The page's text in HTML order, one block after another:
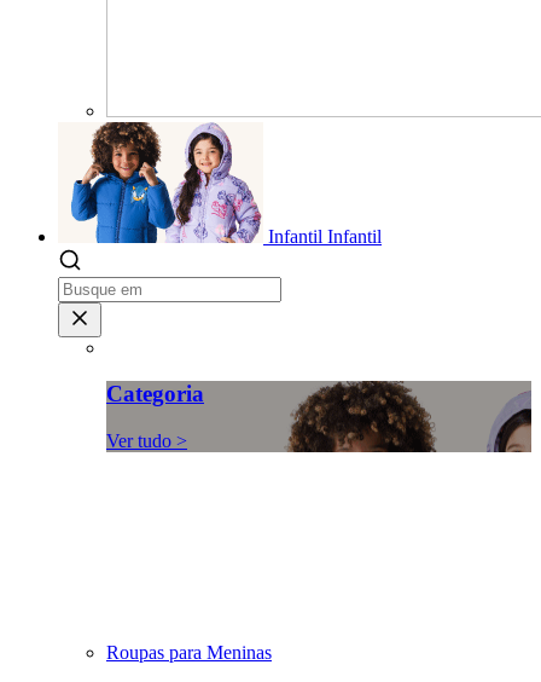
Infantil Infantil
Categoria
Ver tudo >
Roupas para Meninas